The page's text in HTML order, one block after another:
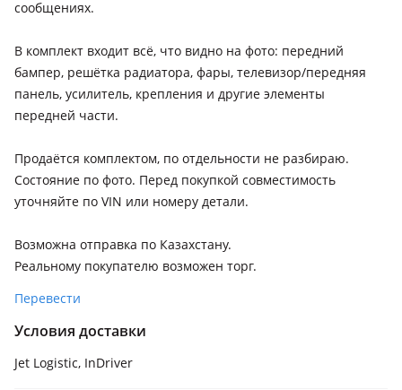
сообщениях.
В комплект входит всё, что видно на фото: передний
бампер, решётка радиатора, фары, телевизор/передняя
панель, усилитель, крепления и другие элементы
передней части.
Продаётся комплектом, по отдельности не разбираю.
Состояние по фото. Перед покупкой совместимость
уточняйте по VIN или номеру детали.
Возможна отправка по Казахстану.
Реальному покупателю возможен торг.
Перевести
Условия доставки
Jet Logistic, InDriver